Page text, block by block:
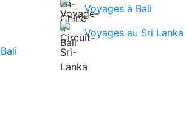
Voyages à Bali
Voyages au Sri Lanka